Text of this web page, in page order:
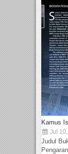
Kamus
Jul
Judul